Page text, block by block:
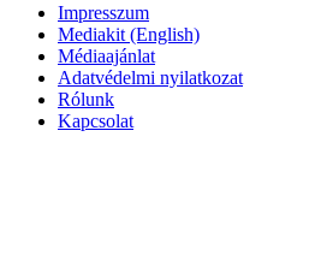
Impresszum
Mediakit (English)
Médiaajánlat
Adatvédelmi nyilatkozat
Rólunk
Kapcsolat